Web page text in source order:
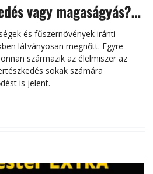
vagy magaságyás?
és fűszernövények iránti
látványosan megnőtt. Egyre
származik az élelmiszer az
sokak számára
is jelent.